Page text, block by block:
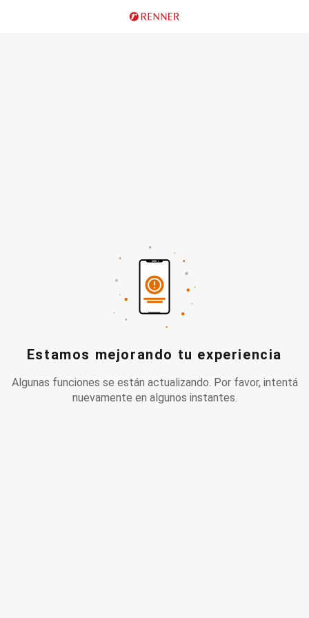
Estamos mejorando tu experiencia
Algunas funciones se están actualizando. Por favor, intentá
nuevamente en algunos instantes.